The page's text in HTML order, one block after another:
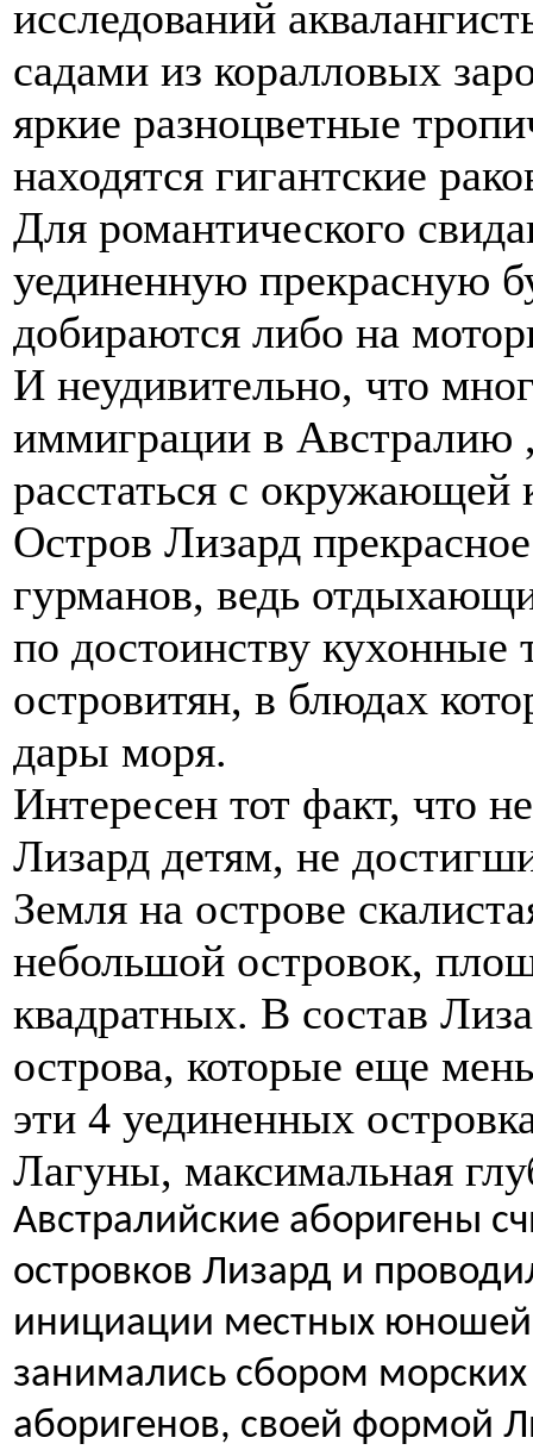
исследований
садами из коралловых
яркие разноцветные
находятся гигантские
Для романтического
уединенную прекрасную
добираются либо на
И неудивительно, что
иммиграции в Австралию
расстаться с окружающей
Остров Лизард
гурманов, ведь
по достоинству кухонные
островитян, в блюдах
дары моря.
Интересен тот факт, что
Лизард детям, не
Земля на острове
небольшой островок,
квадратных. В состав
острова, которые еще
эти 4 уединенных
Лагуны, максимальная
Австралийские аборигены
островков Лизард и
инициации местных
занимались сбором
аборигенов, cвоей формой